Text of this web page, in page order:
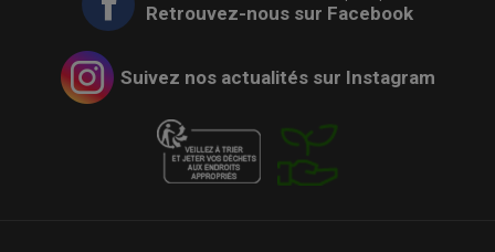
Retrouvez-nous sur Facebook
Suivez nos actualités sur Instagram